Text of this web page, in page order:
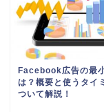
Facebook広告の最
は？概要と使うタイ
ついて解説！